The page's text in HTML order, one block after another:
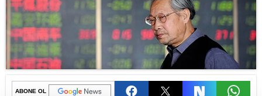
ABONE OL